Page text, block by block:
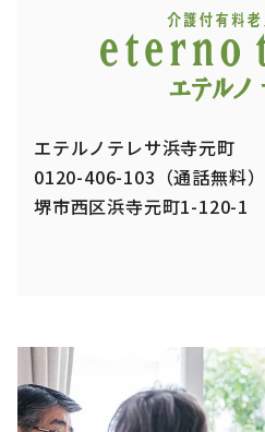
エテルノテレサ浜寺元町
0120-406-103（通話無料）
堺市西区浜寺元町1-120-1